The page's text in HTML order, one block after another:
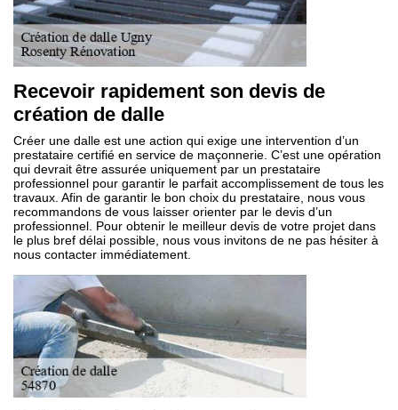
Recevoir rapidement son devis de
création de dalle
Créer une dalle est une action qui exige une intervention d’un
prestataire certifié en service de maçonnerie. C’est une opération
qui devrait être assurée uniquement par un prestataire
professionnel pour garantir le parfait accomplissement de tous les
travaux. Afin de garantir le bon choix du prestataire, nous vous
recommandons de vous laisser orienter par le devis d’un
professionnel. Pour obtenir le meilleur devis de votre projet dans
le plus bref délai possible, nous vous invitons de ne pas hésiter à
nous contacter immédiatement.